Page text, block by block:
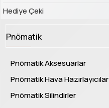
Hediye Çeki
Pnömatik
Pnömatik Aksesuarlar
Pnömatik Hava Hazırlayıcılar
Pnömatik Silindirler